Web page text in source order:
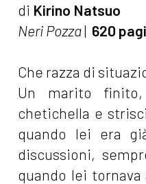
di Kirino Natsuo
Neri Pozza| 620
Che razza di
Un marito
chetichella e
quando lei era
discussioni,
quando lei tornava